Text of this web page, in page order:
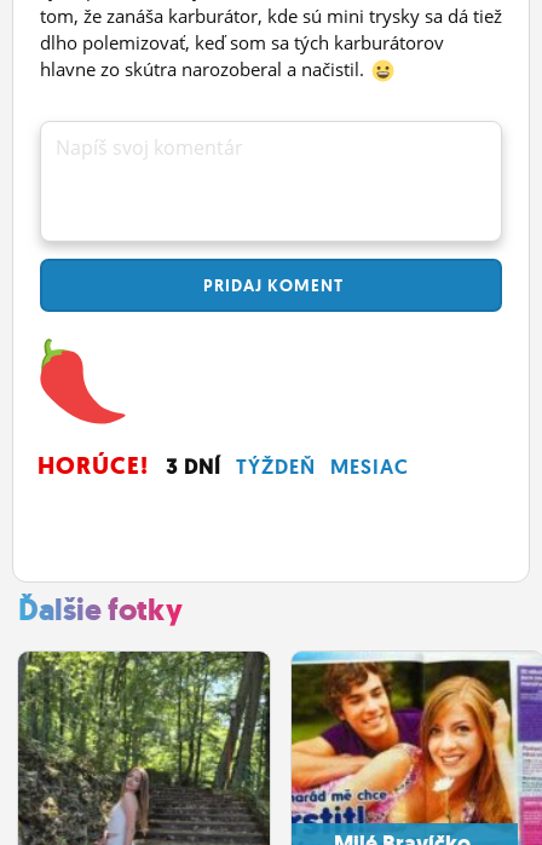
tom, že zanáša karburátor, kde sú mini trysky sa dá tiež
dlho polemizovať, keď som sa tých karburátorov
hlavne zo skútra narozoberal a načistil.
Napíš svoj komentár
PRIDAJ KOMENT
HORÚCE! 3 DNÍ TÝŽDEŇ MESIAC
Ďalšie fotky